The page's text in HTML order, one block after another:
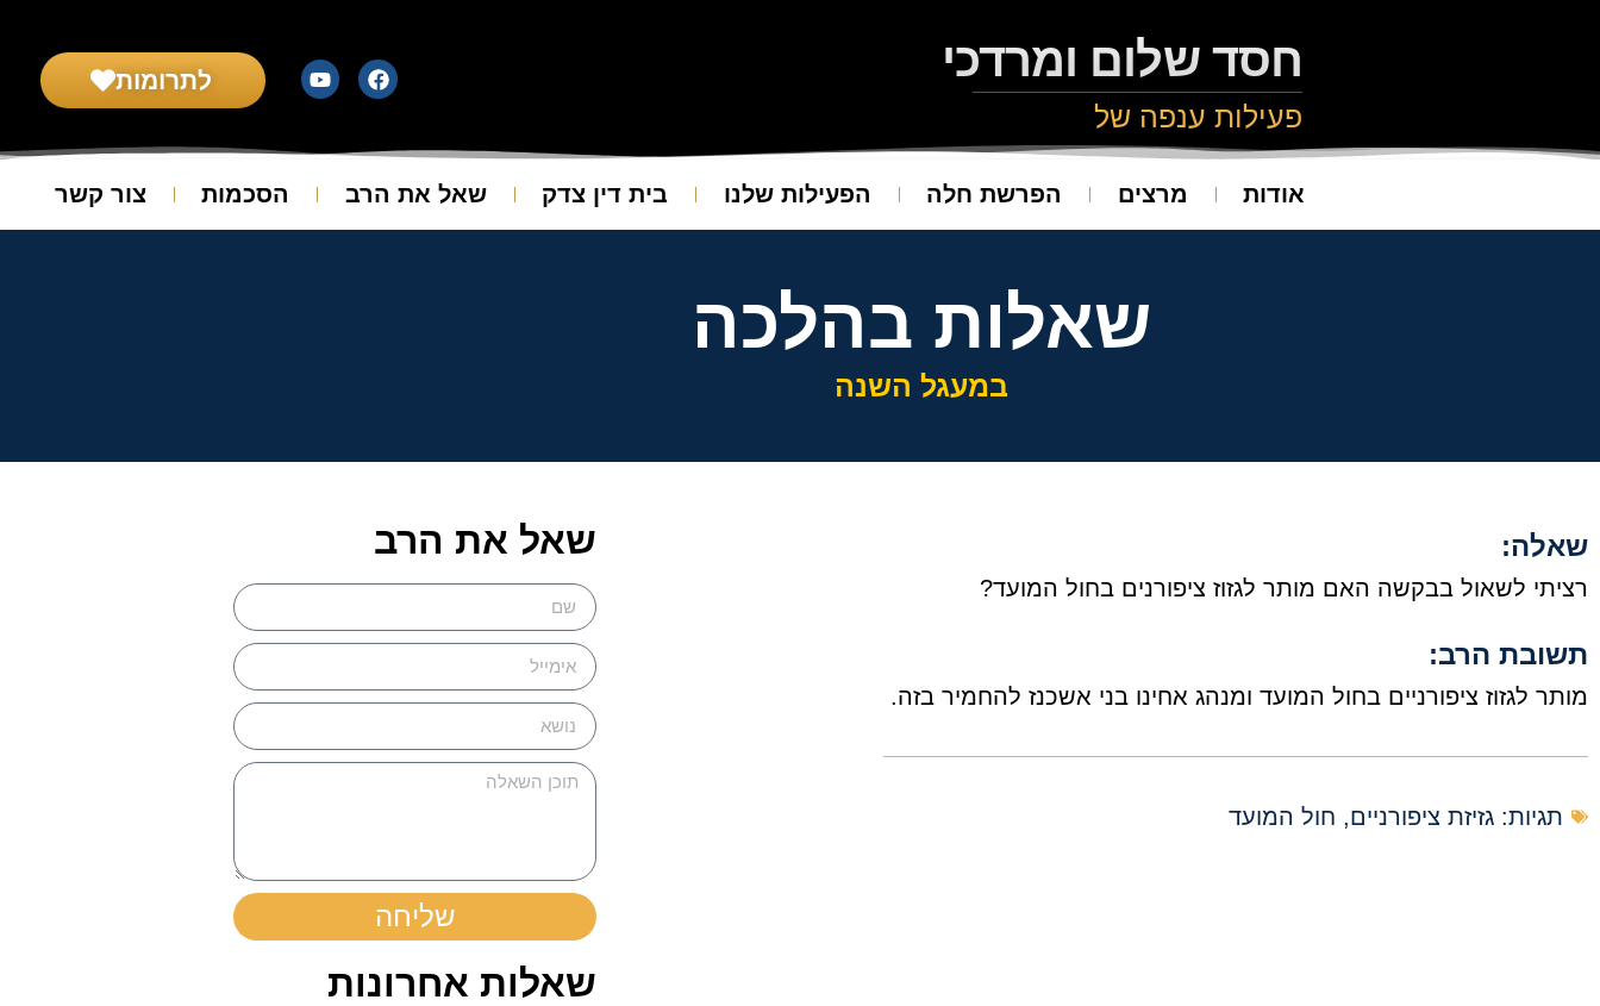
חסד שלום ומרדכי
פעילות ענפה של
לתרומות
אודות מרצים הפרשת חלה הפעילות שלנו בית דין צדק שאל את הרב הסכמות צור קשר
שאלות בהלכה
במעגל השנה
שאלה:
רציתי לשאול בבקשה האם מותר לגזוז ציפורנים בחול המועד?
תשובת הרב:
מותר לגזוז ציפורניים בחול המועד ומנהג אחינו בני אשכנז להחמיר בזה.
תגיות: גזיזת ציפורניים, חול המועד
שאל את הרב
שליחה
שאלות אחרונות